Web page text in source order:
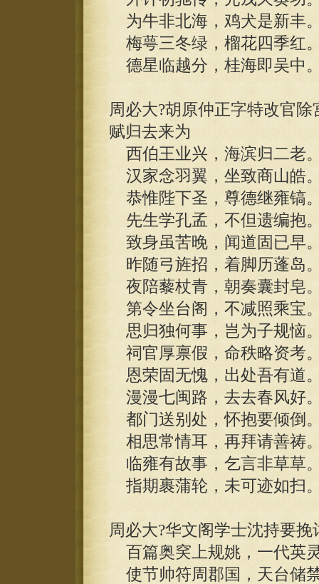
为牛非北海，鸡犬是新丰
梅萼三冬绿，榴花四季红
德星临越分，桂海即吴中
周必大?胡原仲正字特改官
赋归去来为
西伯王业兴，海滨归二老
汉家念羽翼，坐致商山皓
恭惟陛下圣，尊德继雍镐
先生学孔孟，不但遗编抱
致身虽苦晚，闻道固已早
昨随弓旌招，着脚历蓬岛
夜陪藜杖青，朝奏囊封皂
第令坐台阁，不减照乘宝
思归独何事，岂为子规恼
祠官厚禀假，命秩略资考
恩荣固无愧，出处吾有道
漫漫七闽路，去去春风好
都门送别处，怀抱要倾倒
相思常情耳，再拜请善祷
临雍有故事，乞言非草草
指期裹蒲轮，未可迹如扫
周必大?华文阁学士沈持要挽
百篇奥穾上规姚，一代英
使节帅符周郡国，天台储